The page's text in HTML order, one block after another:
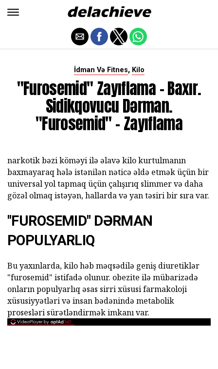
İdman Və Fitnes, Kilo
"Furosemid" Zayıflama - Baxır.
Sidikqovucu Dərman.
"Furosemid" - Zayıflama
narkotik bəzi köməyi ilə əlavə kilo kurtulmanın
baxmayaraq hələ istənilən nəticə əldə etmək üçün bir
universal yol tapmaq üçün çalışırıq slimmer və daha
gözəl olmaq istəyən, hallarda və yan təsiri bir sıra var.
"FUROSEMID" DƏRMAN
POPULYARLIQ
Bu yaxınlarda, kilo həb məqsədilə geniş diuretiklər
"furosemid" istifadə olunur. obezite ilə mübarizədə
onların populyarlıq əsas sirri xüsusi farmakoloji
xüsusiyyətləri və insan bədənində metabolik
prosesləri sürətləndirmək imkanı var.